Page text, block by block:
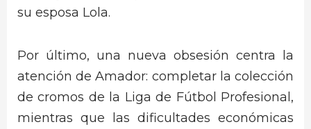
su esposa Lola.
Por último, una nueva obsesión centra la
atención de Amador: completar la colección
de cromos de la Liga de Fútbol Profesional,
mientras que las dificultades económicas